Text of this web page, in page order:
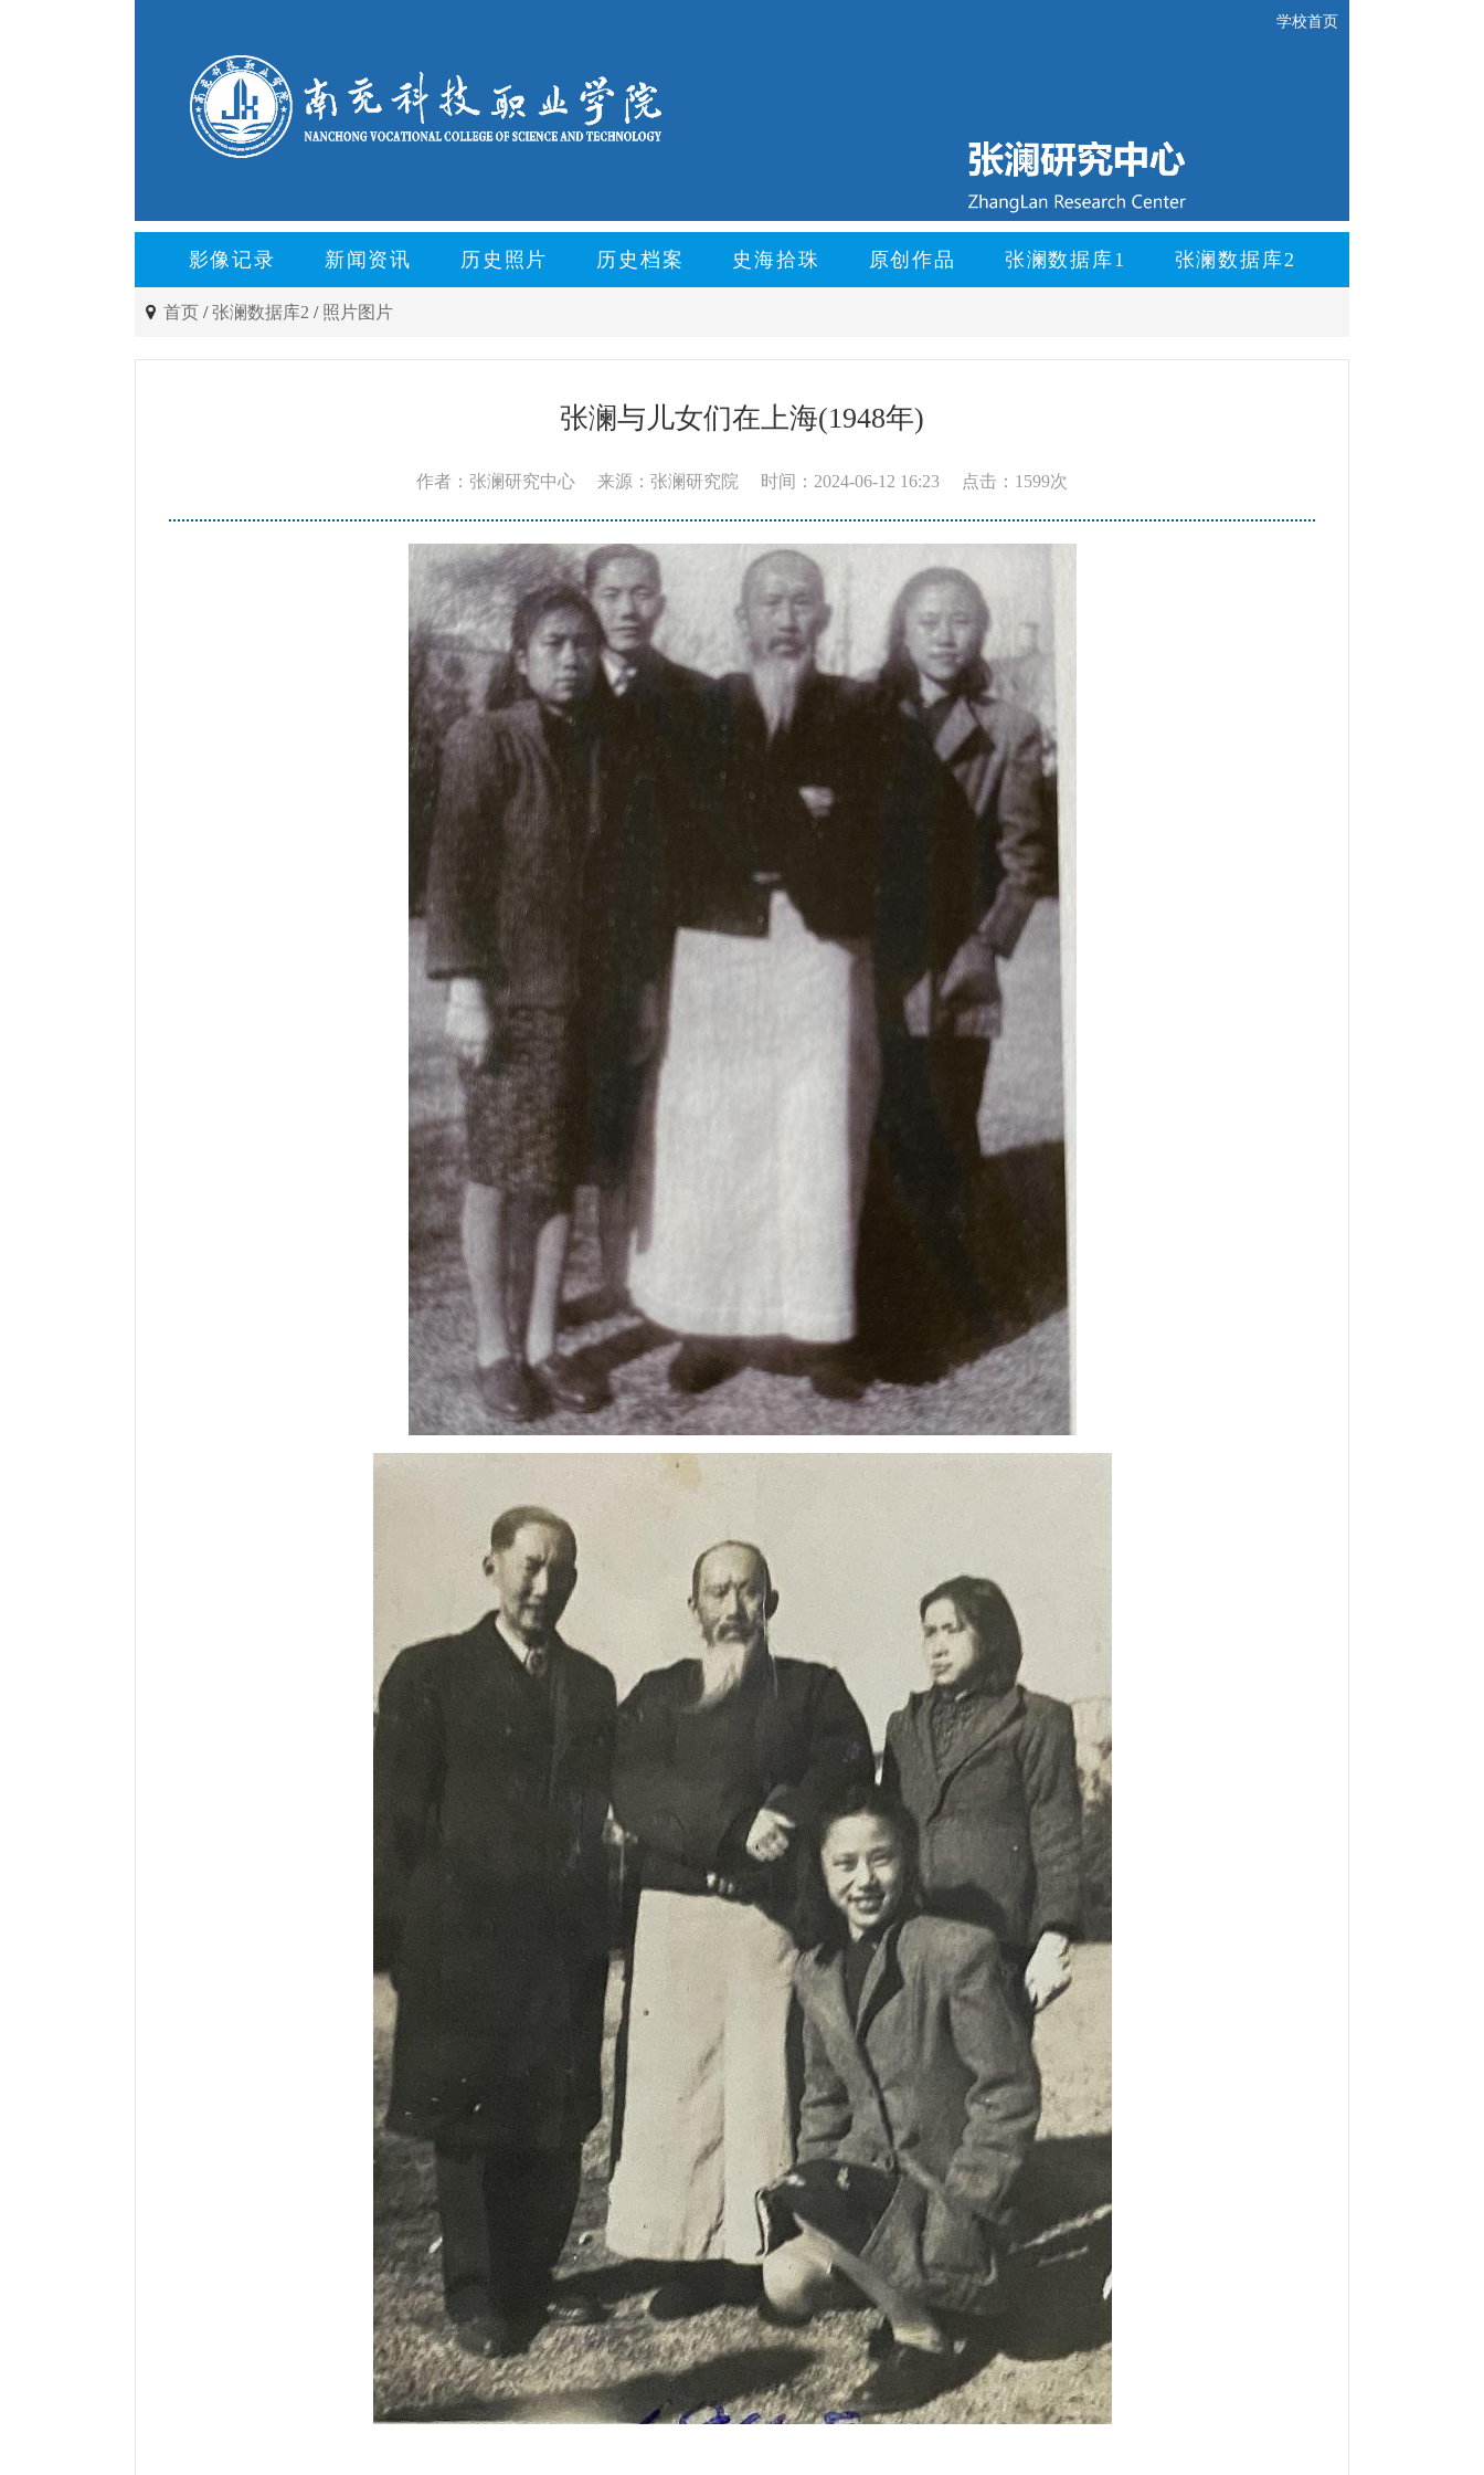
学校首页
影像记录 新闻资讯 历史照片 历史档案 史海拾珠 原创作品 张澜数据库1 张澜数据库2
首页 /张澜数据库2 / 照片图片
张澜与儿女们在上海(1948年)
作者：张澜研究中心 来源：张澜研究院 时间：2024-06-12 16:23 点击：1599次